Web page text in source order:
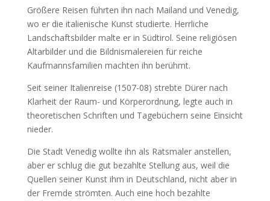
Größere Reisen führten ihn nach Mailand und Venedig,
wo er die italienische Kunst studierte. Herrliche
Landschaftsbilder malte er in Südtirol. Seine religiösen
Altarbilder und die Bildnismalereien für reiche
Kaufmannsfamilien machten ihn berühmt.
Seit seiner Italienreise (1507-08) strebte Dürer nach
Klarheit der Raum- und Körperordnung, legte auch in
theoretischen Schriften und Tagebüchern seine Einsicht
nieder.
Die Stadt Venedig wollte ihn als Ratsmaler anstellen,
aber er schlug die gut bezahlte Stellung aus, weil die
Quellen seiner Kunst ihm in Deutschland, nicht aber in
der Fremde strömten. Auch eine hoch bezahlte